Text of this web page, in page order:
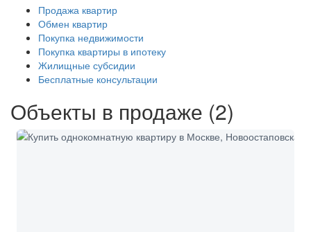
Продажа квартир
Обмен квартир
Покупка недвижимости
Покупка квартиры в ипотеку
Жилищные субсидии
Бесплатные консультации
Объекты в продаже (2)